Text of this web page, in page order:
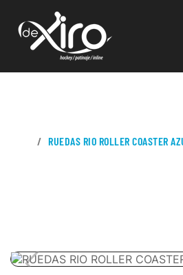
RUEDAS RIO ROLLER COASTER